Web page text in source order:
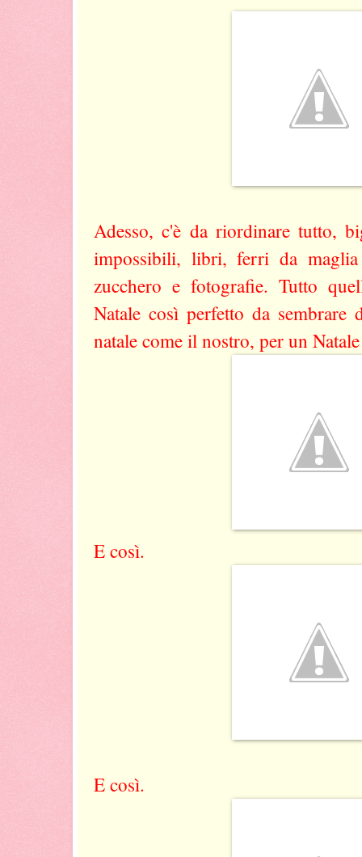
Adesso, c'è da riordinare tutto,
impossibili, libri, ferri da
zucchero e fotografie. Tutto
Natale così perfetto da
natale come il nostro, per un
E così.
E così.